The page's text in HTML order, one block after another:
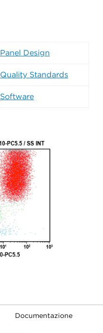
Panel Design
Quality Standards
Software
Documentazione